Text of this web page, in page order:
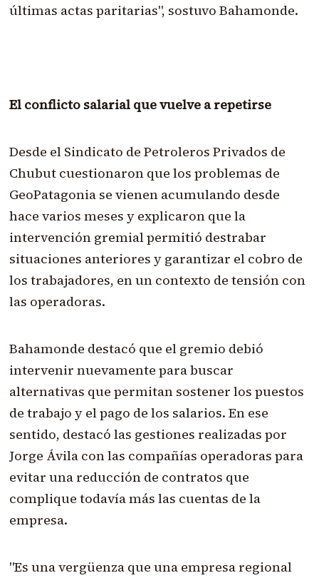
últimas actas paritarias", sostuvo Bahamonde.
El conflicto salarial que vuelve a repetirse
Desde el Sindicato de Petroleros Privados de
Chubut cuestionaron que los problemas de
GeoPatagonia se vienen acumulando desde
hace varios meses y explicaron que la
intervención gremial permitió destrabar
situaciones anteriores y garantizar el cobro de
los trabajadores, en un contexto de tensión con
las operadoras.
Bahamonde destacó que el gremio debió
intervenir nuevamente para buscar
alternativas que permitan sostener los puestos
de trabajo y el pago de los salarios. En ese
sentido, destacó las gestiones realizadas por
Jorge Ávila con las compañías operadoras para
evitar una reducción de contratos que
complique todavía más las cuentas de la
empresa.
"Es una vergüenza que una empresa regional